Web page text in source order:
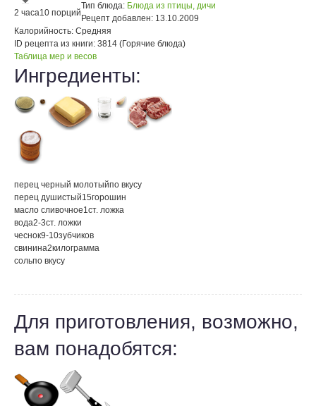
2 часа10 порций
Тип блюда: Блюда из птицы, дичи
Рецепт добавлен: 13.10.2009
Калорийность: Средняя
ID рецепта из книги: 3814 (Горячие блюда)
Таблица мер и весов
Ингредиенты:
перец черный молотыйпо вкусу
перец душистый15горошин
масло сливочное1ст. ложка
вода2-3ст. ложки
чеснок9-10зубчиков
свинина2килограмма
сольпо вкусу
Для приготовления, возможно,
вам понадобятся: